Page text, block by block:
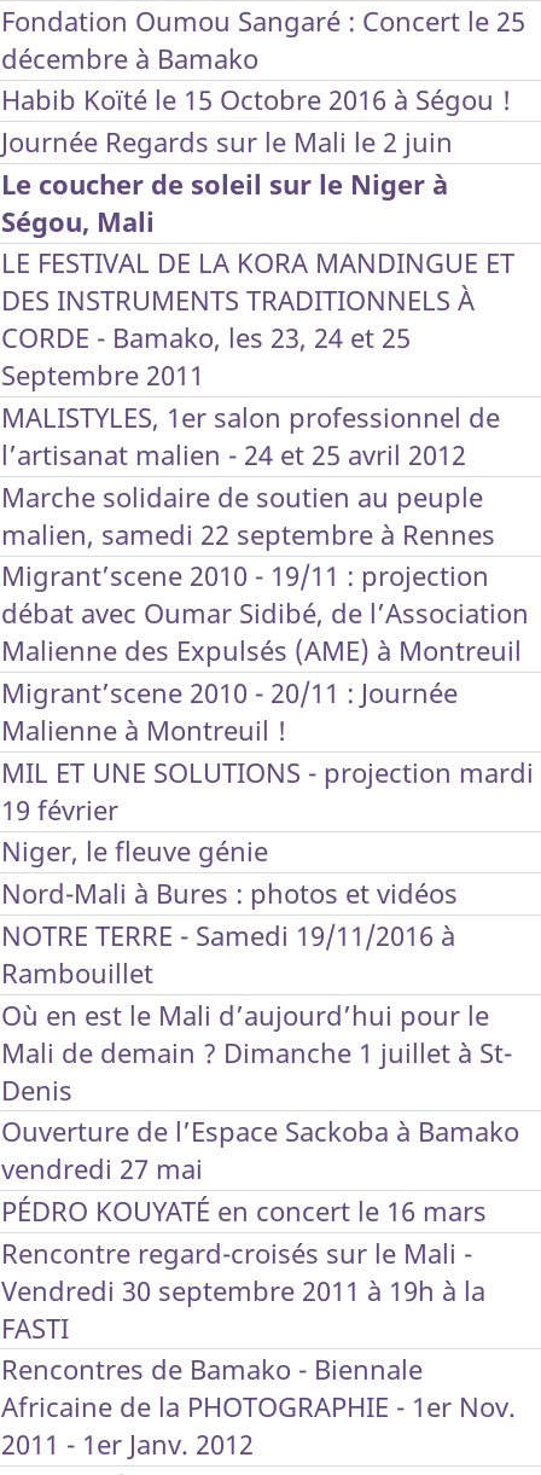
Fondation Oumou Sangaré : Concert le 25
décembre à Bamako
Habib Koïté le 15 Octobre 2016 à Ségou !
Journée Regards sur le Mali le 2 juin
Le coucher de soleil sur le Niger à
Ségou, Mali
LE FESTIVAL DE LA KORA MANDINGUE ET
DES INSTRUMENTS TRADITIONNELS À
CORDE - Bamako, les 23, 24 et 25
Septembre 2011
MALISTYLES, 1er salon professionnel de
l’artisanat malien - 24 et 25 avril 2012
Marche solidaire de soutien au peuple
malien, samedi 22 septembre à Rennes
Migrant’scene 2010 - 19/11 : projection
débat avec Oumar Sidibé, de l’Association
Malienne des Expulsés (AME) à Montreuil
Migrant’scene 2010 - 20/11 : Journée
Malienne à Montreuil !
MIL ET UNE SOLUTIONS - projection mardi
19 février
Niger, le fleuve génie
Nord-Mali à Bures : photos et vidéos
NOTRE TERRE - Samedi 19/11/2016 à
Rambouillet
Où en est le Mali d’aujourd’hui pour le
Mali de demain ? Dimanche 1 juillet à St-
Denis
Ouverture de l’Espace Sackoba à Bamako
vendredi 27 mai
PÉDRO KOUYATÉ en concert le 16 mars
Rencontre regard-croisés sur le Mali -
Vendredi 30 septembre 2011 à 19h à la
FASTI
Rencontres de Bamako - Biennale
Africaine de la PHOTOGRAPHIE - 1er Nov.
2011 - 1er Janv. 2012